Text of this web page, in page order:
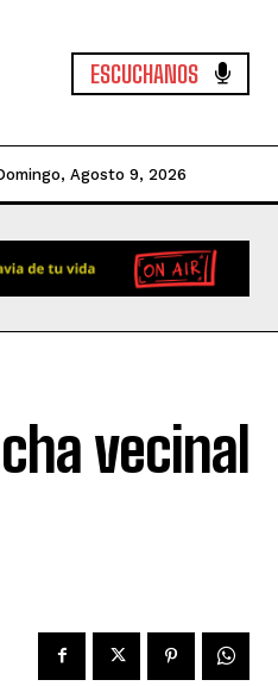
ESCUCHANOS
Agosto 9, 2026
vecinal